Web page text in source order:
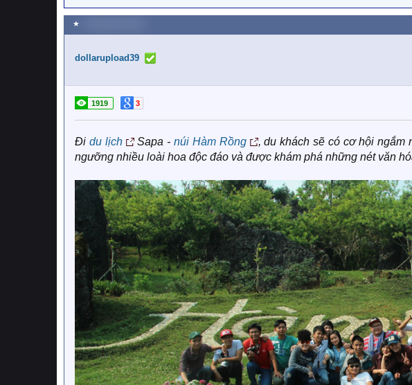
★
dollarupload39
1919 3
Đi du lịch Sapa - núi Hàm Rồng
, du khách sẽ có cơ hội ngắm
ngưỡng nhiều loài hoa độc đáo và được khám phá những nét văn